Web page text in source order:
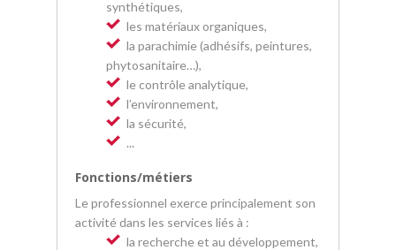
synthétiques,
les matériaux organiques,
la parachimie (adhésifs, peintures,
phytosanitaire…),
le contrôle analytique,
l’environnement,
la sécurité,
...
Fonctions/métiers
Le professionnel exerce principalement son
activité dans les services liés à :
la recherche et au développement,